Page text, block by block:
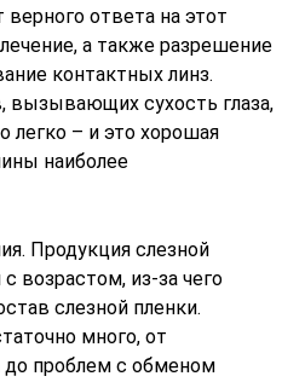
ответа на этот
а также разрешение
контактных линз.
вызывающих сухость глаза,
легко – и это хорошая
наиболее
Продукция слезной
возрастом, из-за чего
слезной пленки.
много, от
до проблем с обменом